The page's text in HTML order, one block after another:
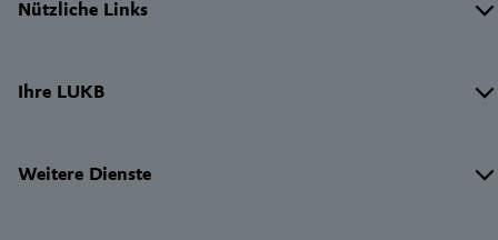
Nützliche Links
Ihre LUKB
Weitere Dienste